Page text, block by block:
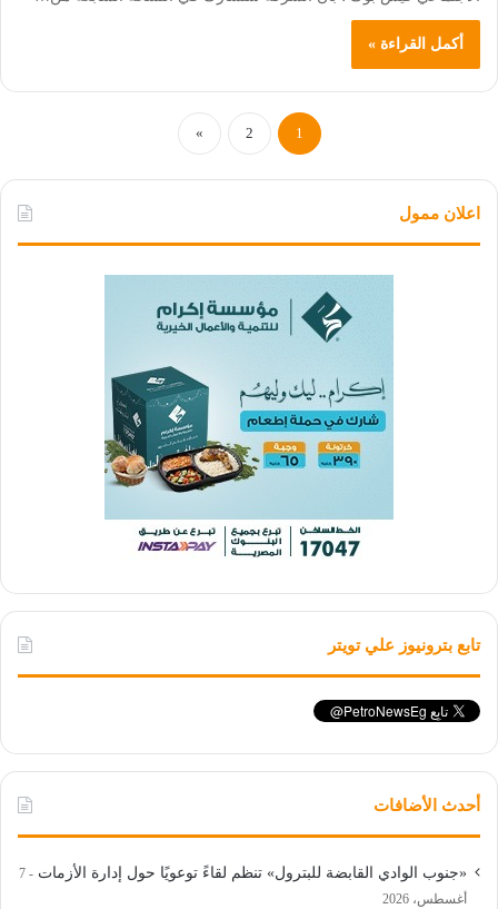
أكمل القراءة »
1
2
»
اعلان ممول
تابع بترونيوز علي تويتر
أحدث الأضافات
«جنوب الوادي القابضة للبترول» تنظم لقاءً توعويًا حول إدارة الأزمات
7
أغسطس، 2026